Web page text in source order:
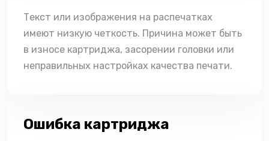
Текст или изображения на распечатках
имеют низкую четкость. Причина может быть
в износе картриджа, засорении головки или
неправильных настройках качества печати.
Ошибка картриджа